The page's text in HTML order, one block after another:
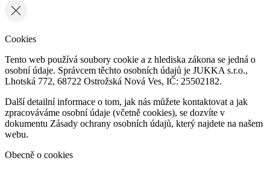
Cookies
Tento web používá soubory cookie a z hlediska zákona se jedná o
osobní údaje. Správcem těchto osobních údajů je JUKKA s.r.o.,
Lhotská 772, 68722 Ostrožská Nová Ves, IČ: 25502182.
Další detailní informace o tom, jak nás můžete kontaktovat a jak
zpracováváme osobní údaje (včetně cookies), se dozvíte v
dokumentu Zásady ochrany osobních údajů, který najdete na našem
webu.
Obecně o cookies